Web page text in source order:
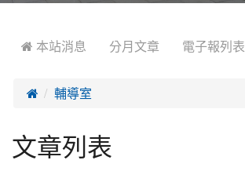
 本站消息 分月文章 電子報列表
 輔導室
文章列表